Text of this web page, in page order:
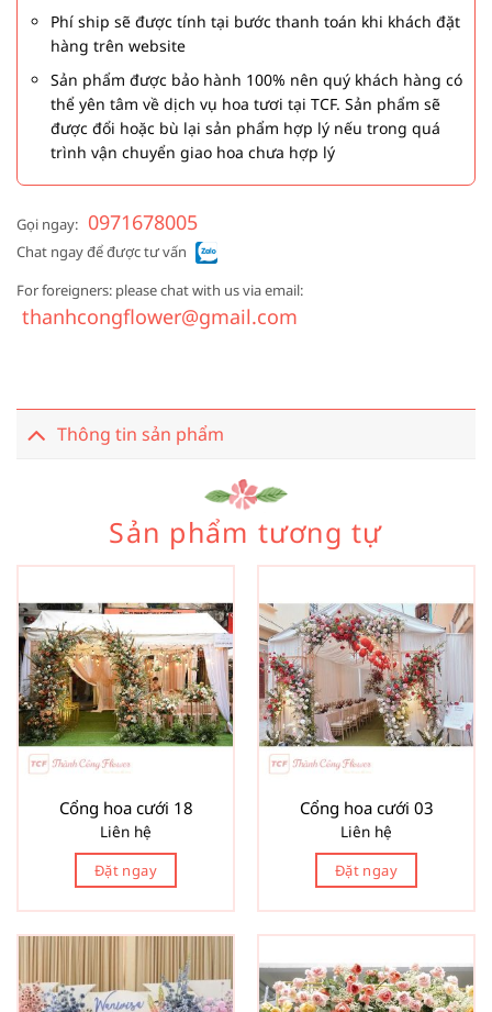
Phí ship sẽ được tính tại bước thanh toán khi khách đặt
hàng trên website
Sản phẩm được bảo hành 100% nên quý khách hàng có
thể yên tâm về dịch vụ hoa tươi tại TCF. Sản phẩm sẽ
được đổi hoặc bù lại sản phẩm hợp lý nếu trong quá
trình vận chuyển giao hoa chưa hợp lý
Gọi ngay: 0971678005
Chat ngay để được tư vấn
For foreigners: please chat with us via email:
thanhcongflower@gmail.com
Thông tin sản phẩm
Sản phẩm tương tự
Cổng hoa cưới 18
Liên hệ
Đặt ngay
Cổng hoa cưới 03
Liên hệ
Đặt ngay